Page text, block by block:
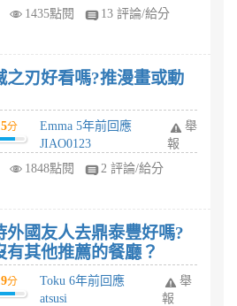
1435點閱
13 評論/給分
之刃好看嗎?推漫畫或動
分
Emma 5年前回應
JIAO0123
舉
報
1848點閱
2 評論/給分
外國友人去鼎泰豐好嗎?
有其他推薦的餐廳？
分
Toku 6年前回應
atsusi
舉
報